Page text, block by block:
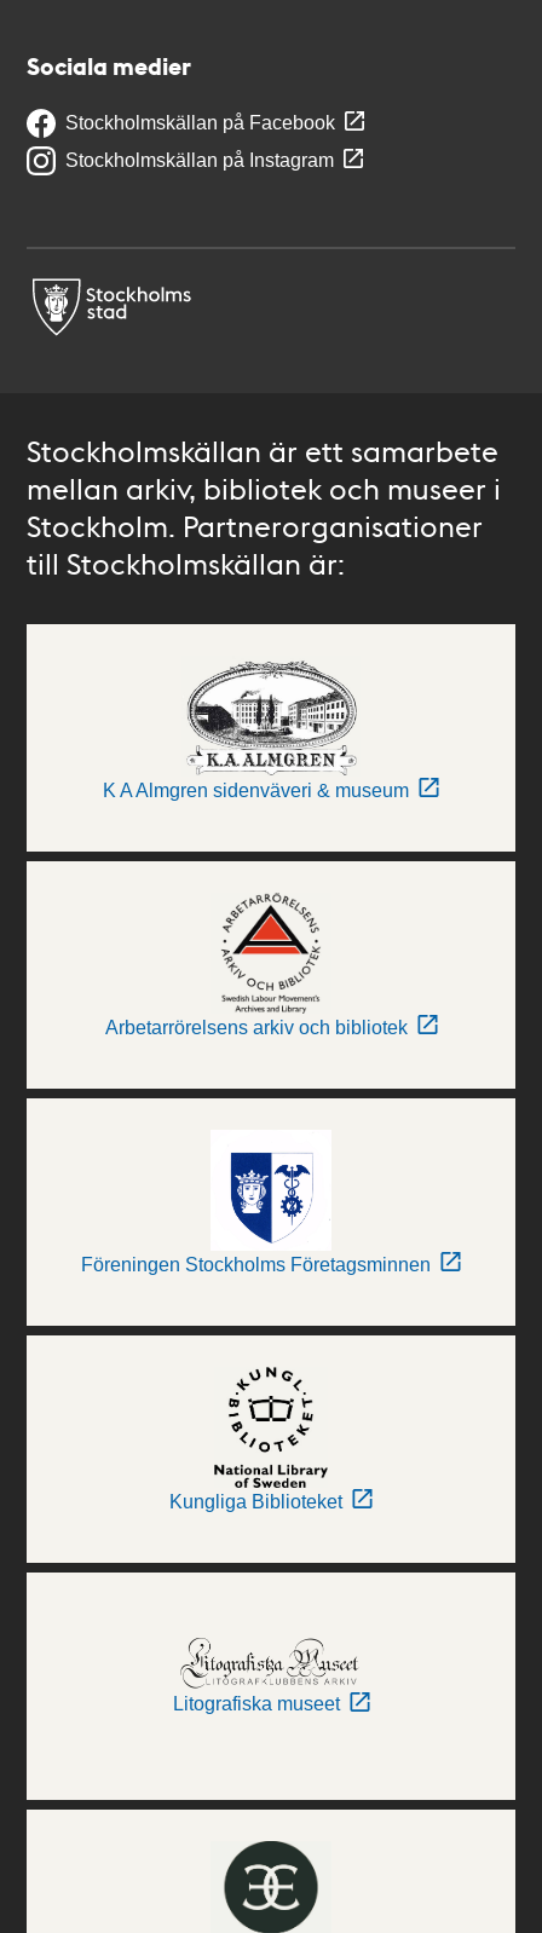
Sociala medier
Stockholmskällan på Facebook
Stockholmskällan på Instagram
Stockholmskällan är ett samarbete
mellan arkiv, bibliotek och museer i
Stockholm. Partnerorganisationer
till Stockholmskällan är:
K A Almgren sidenväveri & museum
Arbetarrörelsens arkiv och bibliotek
Föreningen Stockholms Företagsminnen
Kungliga Biblioteket
Litografiska museet